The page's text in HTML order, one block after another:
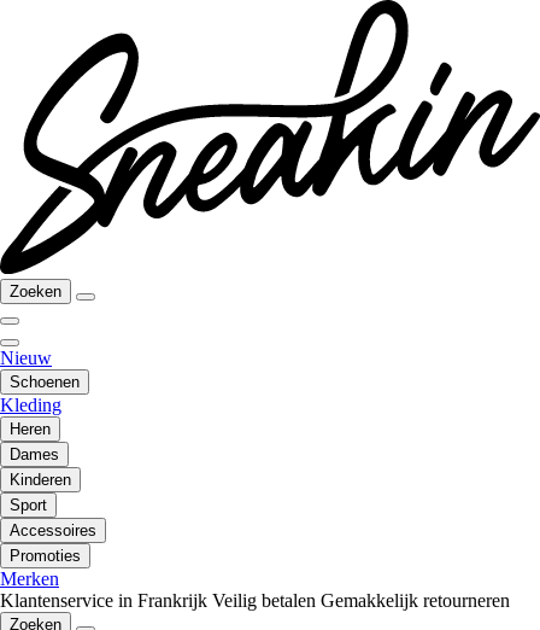
Zoeken
Nieuw
Schoenen
Kleding
Heren
Dames
Kinderen
Sport
Accessoires
Promoties
Merken
Klantenservice in Frankrijk Veilig betalen Gemakkelijk retourneren
Zoeken